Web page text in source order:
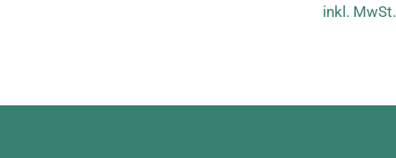
inkl. MwSt.